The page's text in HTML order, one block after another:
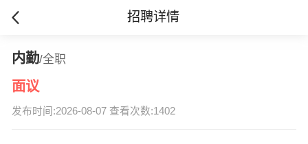
招聘详情
内勤/全职
面议
发布时间:2026-08-07 查看次数:1402